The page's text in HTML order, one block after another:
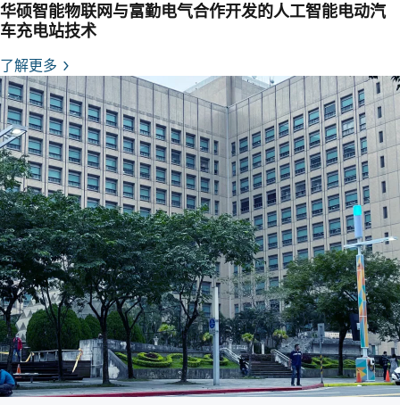
华硕智能物联网与富勤电气合作开发的人工智能电动汽
车充电站技术
了解更多